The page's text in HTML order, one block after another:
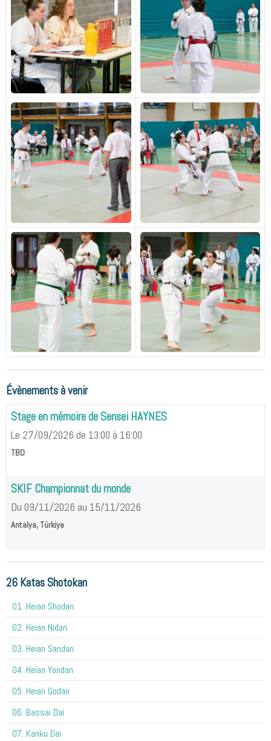
Évènements à venir
Stage en mémoire de Sensei HAYNES
Le 27/09/2026 de 13:00 à 16:00
TBD
SKIF Championnat du monde
Du 09/11/2026 au 15/11/2026
Antalya, Türkiye
26 Katas Shotokan
01. Heian Shodan
02. Heian Nidan
03. Heian Sandan
04. Heian Yondan
05. Heian Godan
06. Bassai Dai
07. Kanku Dai